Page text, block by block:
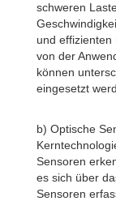
schweren
und effizienten
von der
können
eingesetzt
b) Optische
Sensoren
es sich über
Sensoren